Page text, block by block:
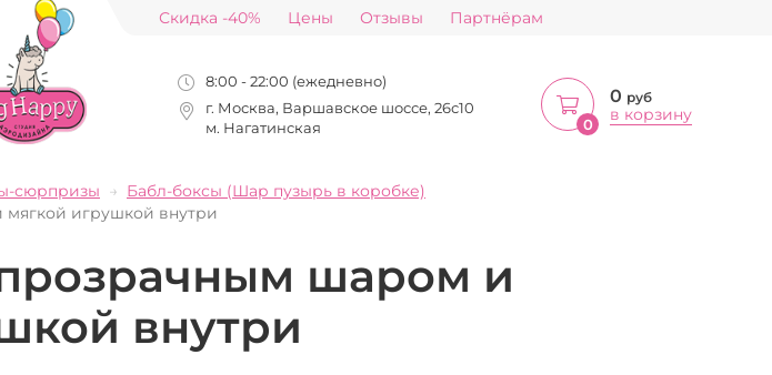
Скидка -40% Цены Отзывы Партнёрам
8:00 - 22:00 (ежедневно)
г. Москва, Варшавское шоссе, 26с10
м. Нагатинская
0
0 руб
в корзину
сюрпризы
Бабл-боксы (Шар пузырь в коробке)
игрушкой внутри
шаром и
внутри